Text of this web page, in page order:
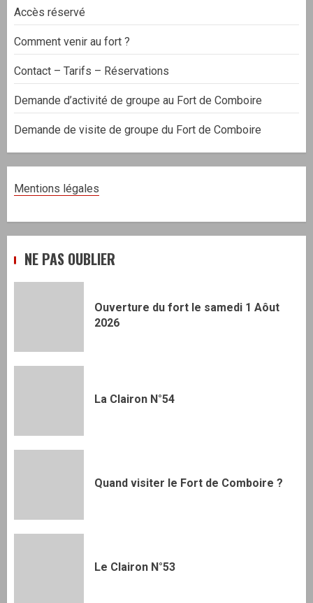
Accès réservé
Comment venir au fort ?
Contact – Tarifs – Réservations
Demande d’activité de groupe au Fort de Comboire
Demande de visite de groupe du Fort de Comboire
Mentions légales
NE PAS OUBLIER
Ouverture du fort le samedi 1 Aôut
2026
La Clairon N°54
Quand visiter le Fort de Comboire ?
Le Clairon N°53